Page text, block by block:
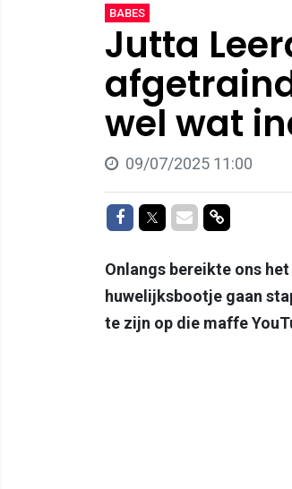
BABES
Jutta
wel wat
09/07/2025 11:00
Delen op Facebook
Delen op Twitter
Delen via Mail
Delen via
Onlangs bereikte ons
huwelijksbootje gaan
te zijn op die maffe